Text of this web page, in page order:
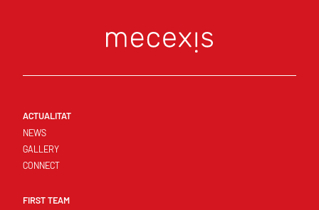
ACTUALITAT
NEWS
GALLERY
CONNECT
FIRST TEAM